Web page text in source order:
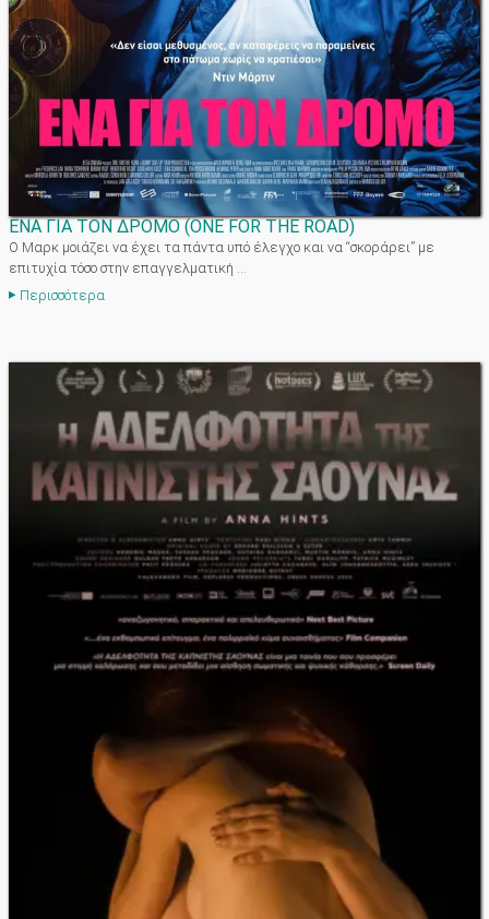
ΕΝΑ ΓΙΑ ΤΟΝ ΔΡΟΜΟ(ONE FOR THE ROAD)
Ο Μαρκ μοιάζει να έχει τα πάντα υπό έλεγχο και να “σκοράρει” με
επιτυχία τόσο στην επαγγελματική ...
Περισσότερα